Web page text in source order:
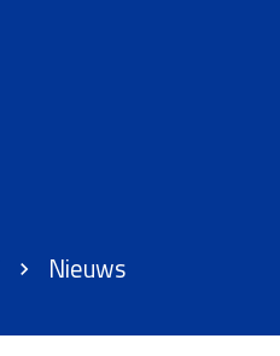
Nieuws